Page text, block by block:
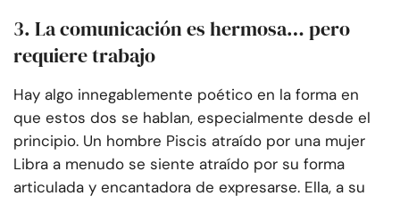
3. La comunicación es hermosa… pero
requiere trabajo
Hay algo innegablemente poético en la forma en
que estos dos se hablan, especialmente desde el
principio. Un hombre Piscis atraído por una mujer
Libra a menudo se siente atraído por su forma
articulada y encantadora de expresarse. Ella, a su